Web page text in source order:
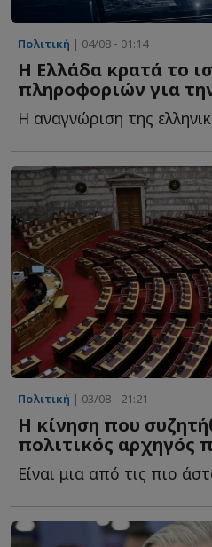
Πολιτική | 04/08 - 01:14
Η Ελλάδα κρατά το
πληροφοριών για
Πολιτική | 03/08 - 21:21
Η κίνηση που
πολιτικός αρχηγός